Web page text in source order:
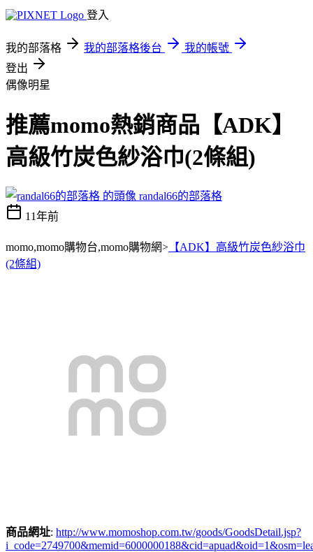
登入
我的部落格 我的部落格後台
我的帳號
登出
偶像明星
推薦momo熱銷商品【ADK】
高級竹炭色紗浴巾(2條組)
randal66的部落格
11年前
momo,momo購物台,momo購物網> 【ADK】高級竹炭色紗浴巾
(2條組)
商品網址: http://www.momoshop.com.tw/goods/GoodsDetail.jsp?